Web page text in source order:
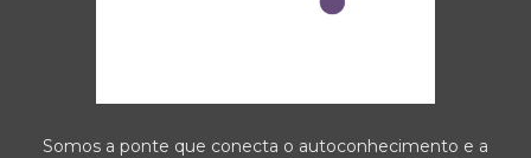
Somos a ponte que conecta o autoconhecimento e a